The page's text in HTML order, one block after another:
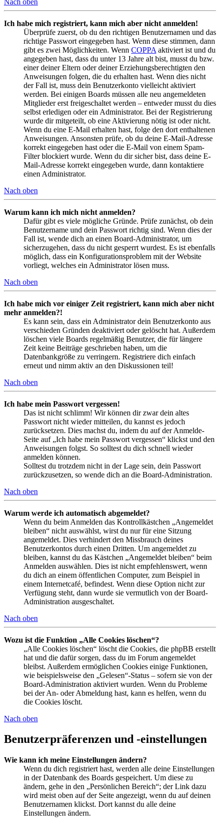
Ich habe mich registriert, kann mich aber nicht anmelden!
Überprüfe zuerst, ob du den richtigen Benutzernamen und das
richtige Passwort eingegeben hast. Wenn diese stimmen, dann
gibt es zwei Möglichkeiten. Wenn COPPA aktiviert ist und du
angegeben hast, dass du unter 13 Jahre alt bist, musst du bzw.
einer deiner Eltern oder deiner Erziehungsberechtigten den
Anweisungen folgen, die du erhalten hast. Wenn dies nicht
der Fall ist, muss dein Benutzerkonto vielleicht aktiviert
werden. Bei einigen Boards müssen alle neu angemeldeten
Mitglieder erst freigeschaltet werden – entweder musst du dies
selbst erledigen oder ein Administrator. Bei der Registrierung
wurde dir mitgeteilt, ob eine Aktivierung nötig ist oder nicht.
Wenn du eine E-Mail erhalten hast, folge den dort enthaltenen
Anweisungen. Ansonsten prüfe, ob du deine E-Mail-Adresse
korrekt eingegeben hast oder die E-Mail von einem Spam-
Filter blockiert wurde. Wenn du dir sicher bist, dass deine E-
Mail-Adresse korrekt eingegeben wurde, dann kontaktiere
einen Administrator.
Nach oben
Warum kann ich mich nicht anmelden?
Dafür gibt es viele mögliche Gründe. Prüfe zunächst, ob dein
Benutzername und dein Passwort richtig sind. Wenn dies der
Fall ist, wende dich an einen Board-Administrator, um
sicherzugehen, dass du nicht gesperrt wurdest. Es ist ebenfalls
möglich, dass ein Konfigurationsproblem mit der Website
vorliegt, welches ein Administrator lösen muss.
Nach oben
Ich habe mich vor einiger Zeit registriert, kann mich aber nicht
mehr anmelden?!
Es kann sein, dass ein Administrator dein Benutzerkonto aus
verschieden Gründen deaktiviert oder gelöscht hat. Außerdem
löschen viele Boards regelmäßig Benutzer, die für längere
Zeit keine Beiträge geschrieben haben, um die
Datenbankgröße zu verringern. Registriere dich einfach
erneut und nimm aktiv an den Diskussionen teil!
Nach oben
Ich habe mein Passwort vergessen!
Das ist nicht schlimm! Wir können dir zwar dein altes
Passwort nicht wieder mitteilen, du kannst es jedoch
zurücksetzen. Dies machst du, indem du auf der Anmelde-
Seite auf „Ich habe mein Passwort vergessen“ klickst und den
Anweisungen folgst. So solltest du dich schnell wieder
anmelden können.
Solltest du trotzdem nicht in der Lage sein, dein Passwort
zurückzusetzen, so wende dich an die Board-Administration.
Nach oben
Warum werde ich automatisch abgemeldet?
Wenn du beim Anmelden das Kontrollkästchen „Angemeldet
bleiben“ nicht auswählst, wirst du nur für eine Sitzung
angemeldet. Dies verhindert den Missbrauch deines
Benutzerkontos durch einen Dritten. Um angemeldet zu
bleiben, kannst du das Kästchen „Angemeldet bleiben“ beim
Anmelden auswählen. Dies ist nicht empfehlenswert, wenn
du dich an einem öffentlichen Computer, zum Beispiel in
einem Internetcafé, befindest. Wenn diese Option nicht zur
Verfügung steht, dann wurde sie vermutlich von der Board-
Administration ausgeschaltet.
Nach oben
Wozu ist die Funktion „Alle Cookies löschen“?
„Alle Cookies löschen“ löscht die Cookies, die phpBB erstellt
hat und die dafür sorgen, dass du im Forum angemeldet
bleibst. Außerdem ermöglichen Cookies einige Funktionen,
wie beispielsweise den „Gelesen“-Status – sofern sie von der
Board-Administration aktiviert wurden. Wenn du Probleme
bei der An- oder Abmeldung hast, kann es helfen, wenn du
die Cookies löscht.
Nach oben
Benutzerpräferenzen und -einstellungen
Wie kann ich meine Einstellungen ändern?
Wenn du dich registriert hast, werden alle deine Einstellungen
in der Datenbank des Boards gespeichert. Um diese zu
ändern, gehe in den „Persönlichen Bereich“; der Link dazu
wird meist oben auf der Seite angezeigt, wenn du auf deinen
Benutzernamen klickst. Dort kannst du alle deine
Einstellungen ändern.